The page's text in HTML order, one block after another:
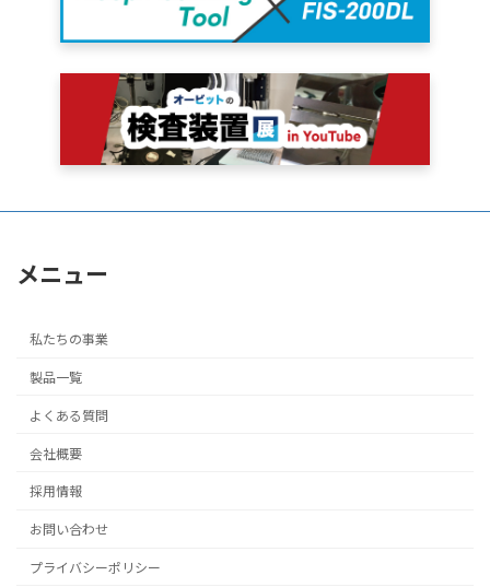
メニュー
私たちの事業
製品一覧
よくある質問
会社概要
採用情報
お問い合わせ
プライバシーポリシー